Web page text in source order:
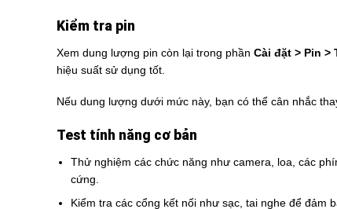
Kiểm tra pin
Xem dung lượng pin còn lại trong phần Cài đặt > Pin >
hiệu suất sử dụng tốt.
Nếu dung lượng dưới mức này, bạn có thể cân nhắc
Test tính năng cơ bản
Thử nghiệm các chức năng như camera, loa, các
cứng.
Kiểm tra các cổng kết nối như sạc, tai nghe để đảm